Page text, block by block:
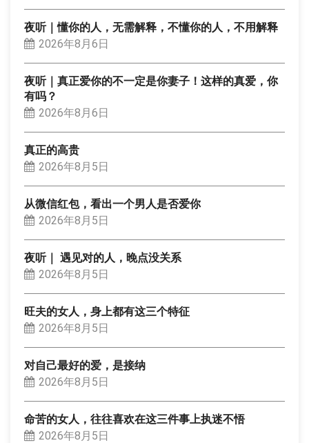
夜听｜懂你的人，无需解释，不懂你的人，不用解释
2026年8月6日
夜听｜真正爱你的不一定是你妻子！这样的真爱，你
有吗？
2026年8月6日
真正的高贵
2026年8月5日
从微信红包，看出一个男人是否爱你
2026年8月5日
夜听｜ 遇见对的人，晚点没关系
2026年8月5日
旺夫的女人，身上都有这三个特征
2026年8月5日
对自己最好的爱，是接纳
2026年8月5日
命苦的女人，往往喜欢在这三件事上执迷不悟
2026年8月5日